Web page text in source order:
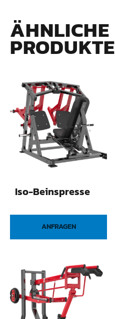
ÄHNLICHE
PRODUKTE
Iso-Beinspresse
ANFRAGEN